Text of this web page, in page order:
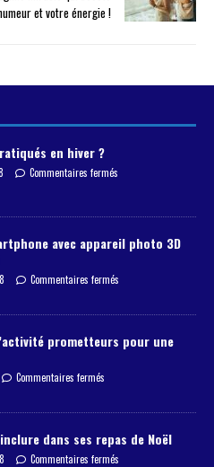
et votre énergie !
en hiver ?
Commentaires fermés
avec appareil photo 3D
Commentaires fermés
prometteurs pour une
Commentaires fermés
dans ses repas de Noël
Commentaires fermés